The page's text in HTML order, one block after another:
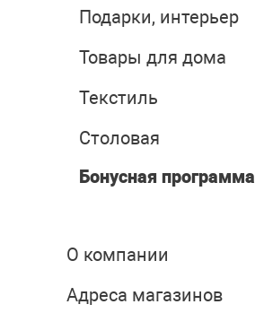
Подарки, интерьер
Товары для дома
Текстиль
Столовая
Бонусная программа
О компании
Адреса магазинов